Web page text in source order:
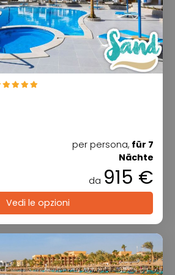
per persona, für 7
Nächte
da 915 €
Vedi le opzioni